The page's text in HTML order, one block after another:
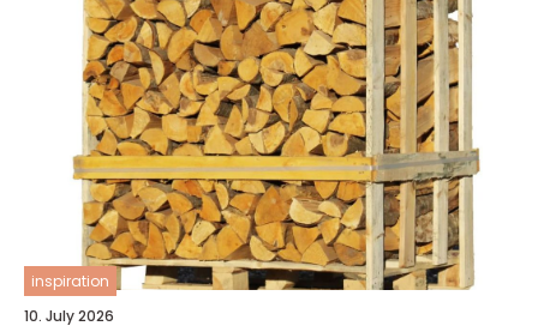
inspiration
10. July 2026